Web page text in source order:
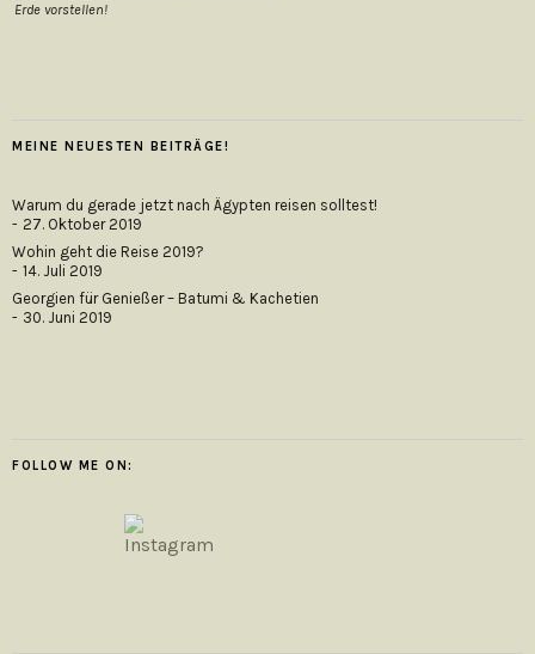
Erde vorstellen!
MEINE NEUESTEN BEITRÄGE!
Warum du gerade jetzt nach Ägypten reisen solltest!
27. Oktober 2019
Wohin geht die Reise 2019?
14. Juli 2019
Georgien für Genießer – Batumi & Kachetien
30. Juni 2019
FOLLOW ME ON: